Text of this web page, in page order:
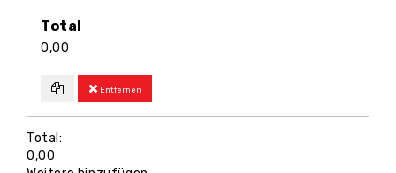
Total
0,00
Entfernen
Total:
0,00